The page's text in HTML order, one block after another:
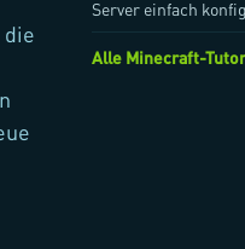
Server einfach
Alle Minecraft-